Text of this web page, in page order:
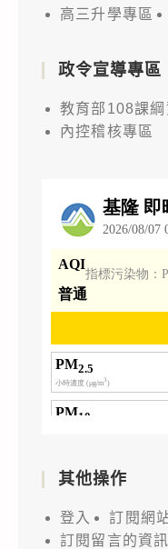
高三升學專區
政令宣導專區
教育部108課綱
內控稽核專區
其他操作
登入
訂閱網
訂閱留言的資